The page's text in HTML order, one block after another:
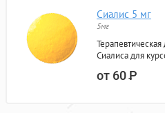
Сиалис 5 мг
5мг
Сиалиса для
от 60Р